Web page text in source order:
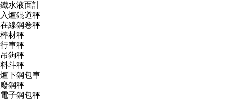
鐵水液面計
入爐錕道秤
在線鋼卷秤
棒材秤
行車秤
吊鉤秤
料斗秤
爐下鋼包車
廢鋼秤
電子鋼包秤